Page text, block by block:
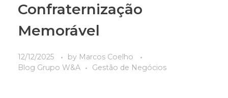
Confraternização
Memorável
12/12/2025 by Marcos Coelho
Blog Grupo W&A
Gestão de Negócios